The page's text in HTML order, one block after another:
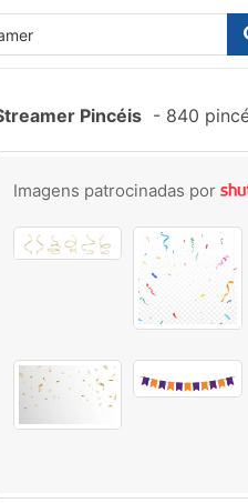
Pincéis - 840
Imagens patrocinadas por